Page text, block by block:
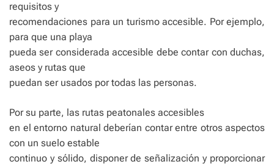
requisitos y
recomendaciones para un turismo accesible. Por ejemplo,
para que una playa
pueda ser considerada accesible debe contar con duchas,
aseos y rutas que
puedan ser usados por todas las personas.
Por su parte, las rutas peatonales accesibles
en el entorno natural deberían contar entre otros aspectos
con un suelo estable
continuo y sólido, disponer de señalización y proporcionar